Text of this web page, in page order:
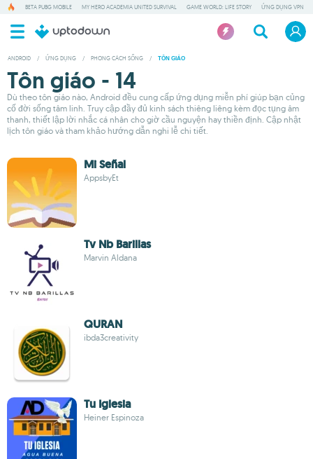
BETA PUBG MOBILE MY HERO ACADEMIA UNITED SURVIVAL GAME WORLD: LIFE STORY ỨNG DỤNG VPN
ANDROID / ỨNG DỤNG / PHONG CÁCH SỐNG / TÔN GIÁO
Tôn giáo - 14
Dù theo tôn giáo nào, Android đều cung cấp ứng dụng miễn phí giúp bạn củng
cố đời sống tâm linh. Truy cập đầy đủ kinh sách thiêng liêng kèm đọc tụng âm
thanh, thiết lập lời nhắc cá nhân cho giờ cầu nguyện hay thiền định. Cập nhật
lịch tôn giáo và tham khảo hướng dẫn nghi lễ chi tiết.
Mi Señal
AppsbyEt
Tv Nb Barillas
Marvin Aldana
QURAN
ibda3creativity
Tu Iglesia
Heiner Espinoza